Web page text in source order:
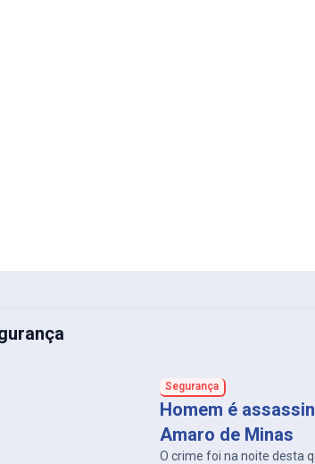
Segurança
Homem é
Amaro de Minas
O crime foi na noite desta